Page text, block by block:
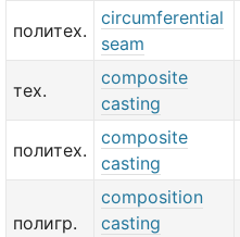
политех.
circumferential
seam
тех.
composite
casting
политех.
composite
casting
полигр.
composition
casting